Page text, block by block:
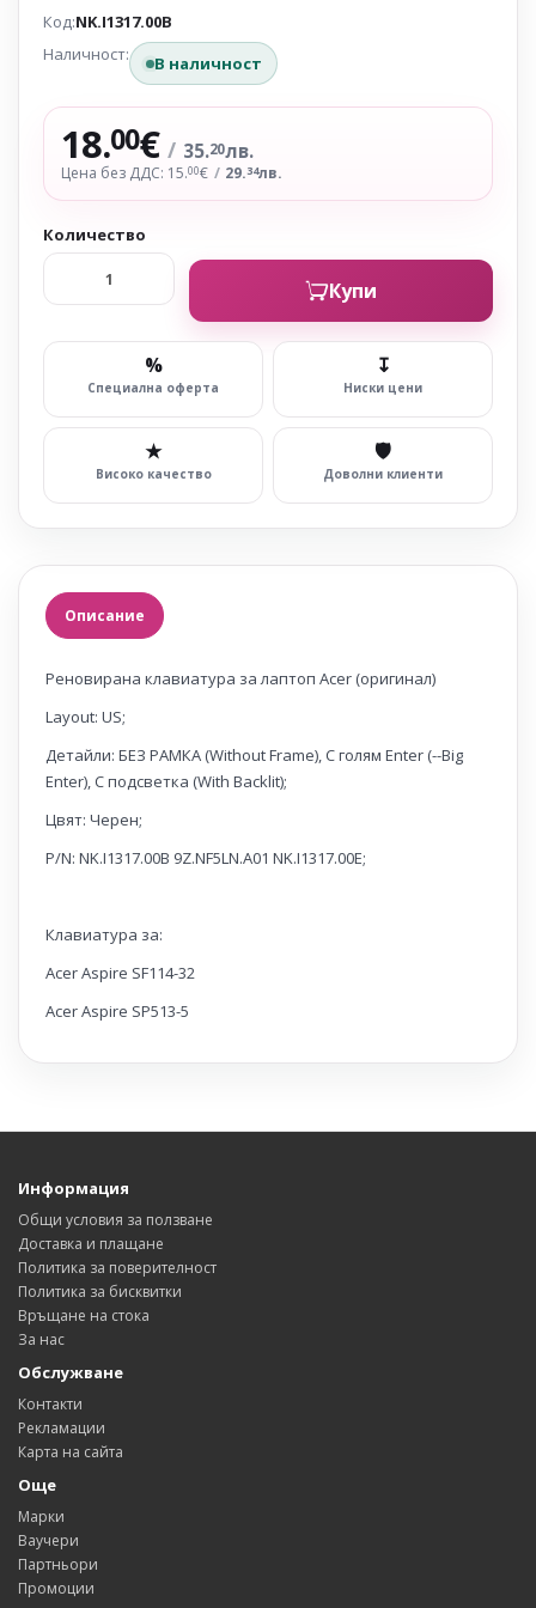
Код:NK.I1317.00B
Наличност:
В наличност
18.00€ / 35.20лв.
Цена без ДДС: 15.00€ / 29.34лв.
Количество
Купи
%
Специална оферта
↧
Ниски цени
★
Високо качество
🛡
Доволни клиенти
Описание
Реновирана клавиатура за лаптоп Acer (оригинал)
Layout: US;
Детайли: БЕЗ РАМКА (Without Frame), С голям Enter (--Big
Enter), С подсветка (With Backlit);
Цвят: Черен;
P/N: NK.I1317.00B 9Z.NF5LN.A01 NK.I1317.00E;
Клавиатура за:
Acer Aspire SF114-32
Acer Aspire SP513-5
Информация
Общи условия за ползване
Доставка и плащане
Политика за поверителност
Политика за бисквитки
Връщане на стока
За нас
Обслужване
Контакти
Рекламации
Карта на сайта
Още
Марки
Ваучери
Партньори
Промоции